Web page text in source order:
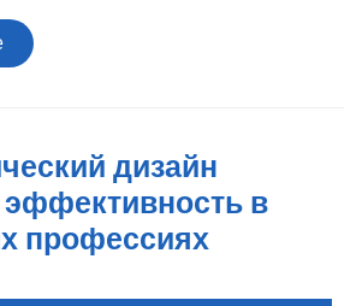
Читать
далее
дизайн
в
профессиях